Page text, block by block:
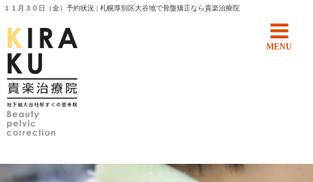
１１月３０日（金）予約状況 | 札幌厚別区大谷地で骨盤矯正なら貴楽治療院
MENU